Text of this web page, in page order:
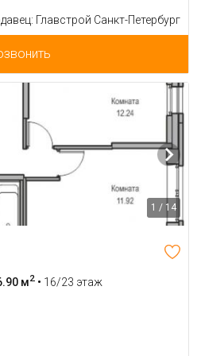
Главстрой Санкт-Петербург
1 / 14
м2 • 16/23 этаж